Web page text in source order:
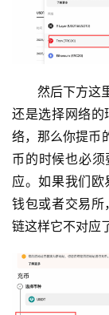
然后下方这
还是选择网络的
络，那么你提币
币的时候也必
应。如果我们
钱包或者交易所
链这样它不对应